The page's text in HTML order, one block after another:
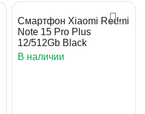
Смартфон Xiaomi Redmi
Note 15 Pro Plus
12/512Gb Black
В наличии